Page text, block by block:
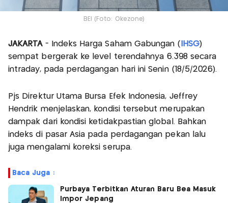
BEI (Foto: Okezone)
JAKARTA- Indeks Harga Saham Gabungan ( IHSG)
sempat bergerak ke level terendahnya 6.398 secara
intraday, pada perdagangan hari ini Senin (18/5/2026).
Pjs Direktur Utama Bursa Efek Indonesia, Jeffrey
Hendrik menjelaskan, kondisi tersebut merupakan
dampak dari kondisi ketidakpastian global. Bahkan
indeks di pasar Asia pada perdagangan pekan lalu
juga mengalami koreksi serupa.
Baca Juga :
Purbaya Terbitkan Aturan Baru Bea Masuk
Impor Jepang